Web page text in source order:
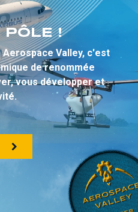
PÔLE !
Valley, c'est
de renommée
vous développer et